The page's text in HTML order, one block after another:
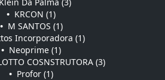
• KRCON (1)
• M SANTOS (1)
Incorporadora (1)
• Neoprime (1)
COSNSTRUTORA (3)
• Profor (1)